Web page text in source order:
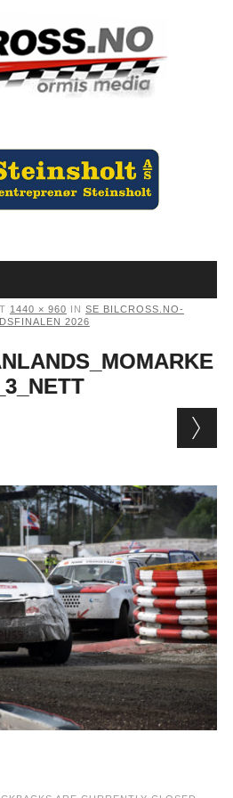
1440 × 960 IN SE BILCROSS.NO-
2026